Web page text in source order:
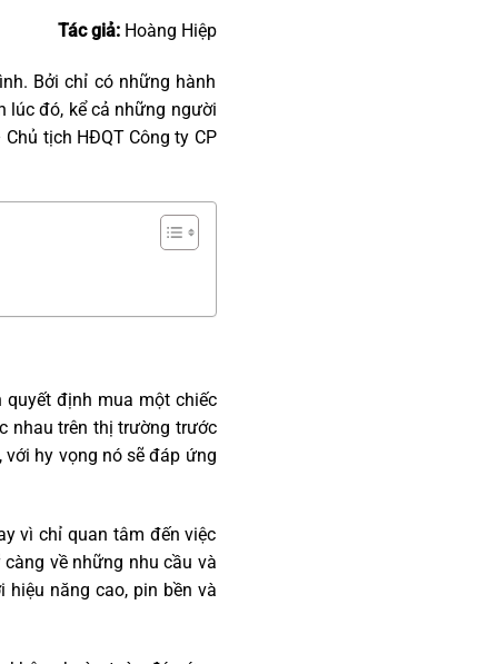
Tác giả:Hoàng Hiệp
Bởi chỉ có những hành
lúc đó, kể cả những người
tịch HĐQT Công ty CP
quyết định mua một chiếc
nhau trên thị trường trước
hy vọng nó sẽ đáp ứng
vì chỉ quan tâm đến việc
về những nhu cầu và
năng cao, pin bền và